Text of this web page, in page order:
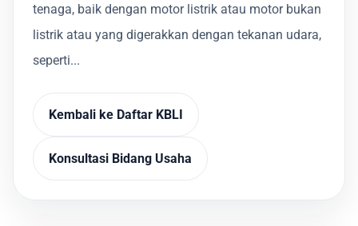
tenaga, baik dengan motor listrik atau motor bukan
listrik atau yang digerakkan dengan tekanan udara,
seperti...
Kembali ke Daftar KBLI
Konsultasi Bidang Usaha